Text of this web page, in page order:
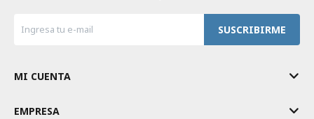
SUSCRIBIRME
MI CUENTA
EMPRESA